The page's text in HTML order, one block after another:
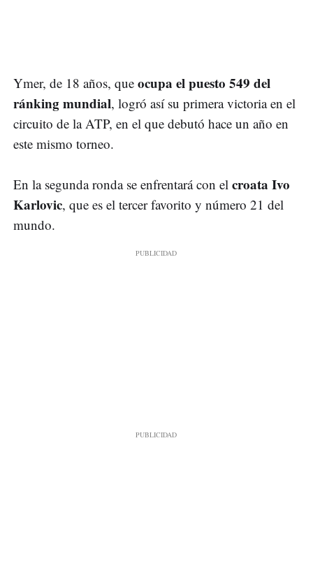
Ymer, de 18 años, que ocupa el puesto 549 del
ránking mundial, logró así su primera victoria en el
circuito de la ATP, en el que debutó hace un año en
este mismo torneo.
En la segunda ronda se enfrentará con el croata Ivo
Karlovic, que es el tercer favorito y número 21 del
mundo.